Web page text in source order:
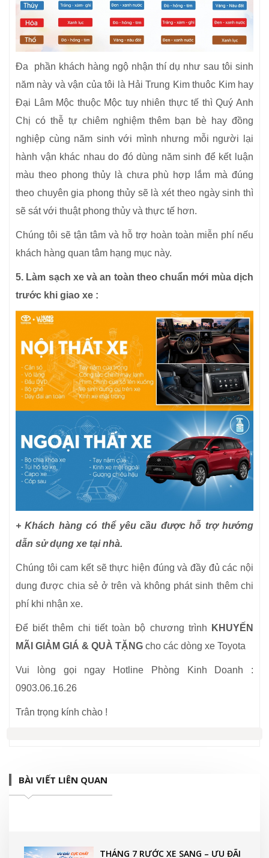
Đa phần khách hàng ngộ nhận thí dụ như sau tôi sinh
năm này và vận của tôi là Hải Trung Kim thuôc Kim hay
Đại Lâm Mộc thuộc Mộc tuy nhiên thực tế thì Quý Anh
Chị có thễ tự chiêm nghiệm thêm bạn bè hay đồng
nghiệp cùng năm sinh với mình nhưng mỗi người lại
hành vận khác nhau do đó dùng năm sinh để kết luận
màu theo phong thủy là chưa phù hợp lắm mà đúng
theo chuyên gia phong thủy sẽ là xét theo ngày sinh thì
sẽ sát với thuật phong thủy và thực tế hơn.
Chúng tôi sẽ tận tâm và hỗ trợ hoàn toàn miễn phí nếu
khách hàng quan tâm hạng mục này.
5. Làm sạch xe và an toàn theo chuẩn mới mùa dịch
trước khi giao xe :
+ Khách hàng có thể yêu cầu được hỗ trợ hướng
dẫn sử dụng xe tại nhà.
Chúng tôi cam kết sẽ thực hiện đúng và đầy đủ các nội
dung được chia sẻ ở trên và không phát sinh thêm chi
phí khi nhận xe.
Để biết thêm chi tiết toàn bộ chương trình
KHUYẾN
MÃI GIẢM GIÁ & QUÀ TẶNG cho các dòng xe Toyota
Vui lòng gọi ngay Hotline Phòng Kinh Doanh :
0903.06.16.26
Trân trọng kính chào !
BÀI VIẾT LIÊN QUAN
THÁNG 7 RƯỚC XE SANG – ƯU ĐÃI